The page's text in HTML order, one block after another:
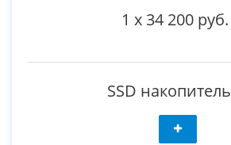
1 x 34 200 руб.
SSD накопитель